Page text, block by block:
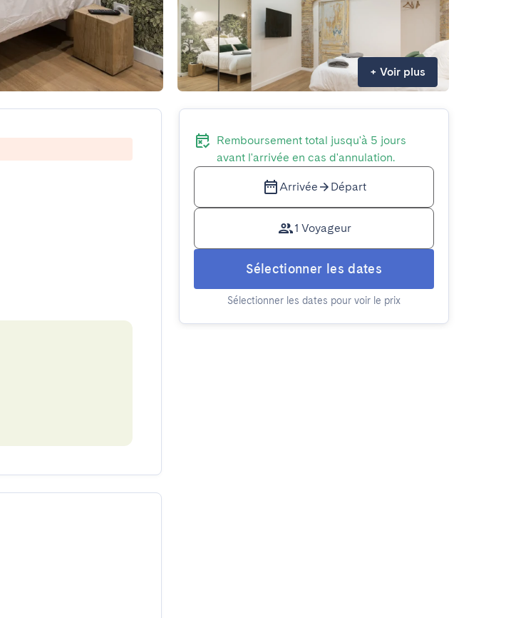
+ Voir plus
Remboursement total jusqu'à 5 jours
avant l'arrivée en cas d'annulation.
Arrivée Départ
1 Voyageur
Sélectionner les dates
Sélectionner les dates pour voir le prix